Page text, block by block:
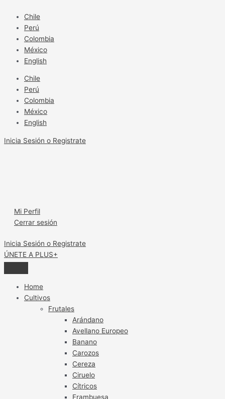
contenido
Chile
Perú
Colombia
México
English
Chile
Perú
Colombia
México
English
Inicia Sesión o Registrate
Mi Perfil
Cerrar sesión
Inicia Sesión o Registrate
ÚNETE A PLUS+
Home
Cultivos
Frutales
Arándano
Avellano Europeo
Banano
Carozos
Cereza
Ciruelo
Cítricos
Frambuesa
5ta
ExpoCiruelas
calienta
motores